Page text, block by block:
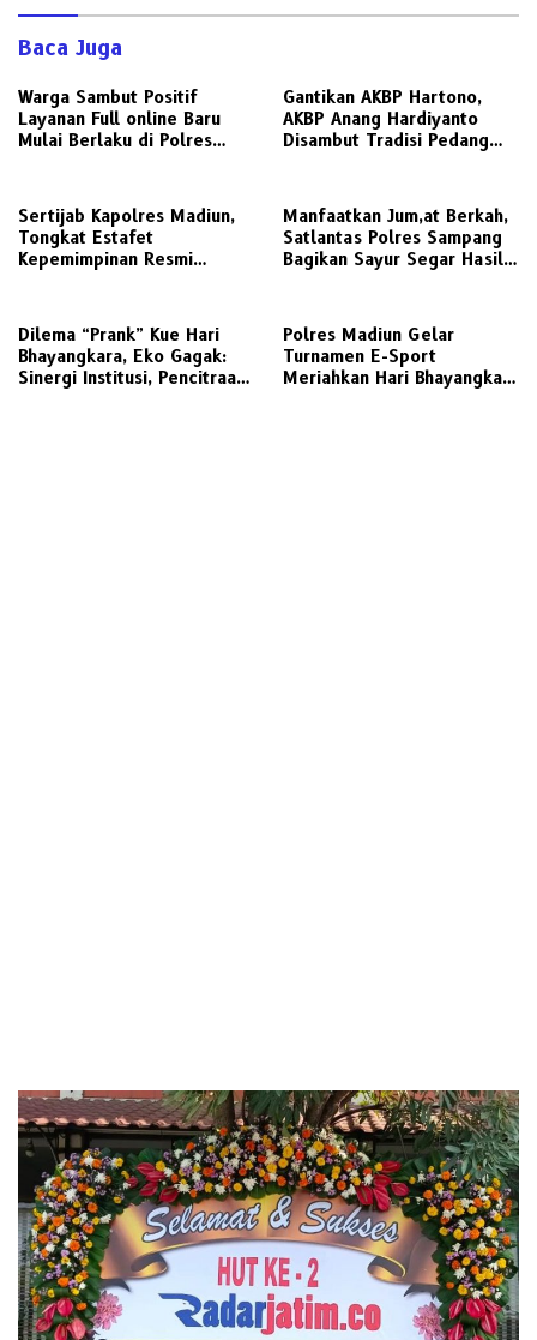
Baca Juga
Warga Sambut Positif
Layanan Full online Baru
Mulai Berlaku di Polres
Gantikan AKBP Hartono,
AKBP Anang Hardiyanto
Disambut Tradisi Pedang
Sertijab Kapolres Madiun,
Tongkat Estafet
Kepemimpinan Resmi
Manfaatkan Jum,at Berkah,
Satlantas Polres Sampang
Bagikan Sayur Segar Hasil
Pengguna Jalan
Dilema “Prank” Kue Hari
Bhayangkara, Eko Gagak:
Sinergi Institusi, Pencitraan,
Polres Madiun Gelar
Turnamen E-Sport
Meriahkan Hari Bhayangkara